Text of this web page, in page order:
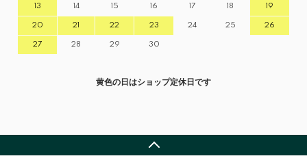
13 14 15 16 17 18 19
20 21 22 23 24 25 26
27 28 29 30
黄色の日はショップ定休日です